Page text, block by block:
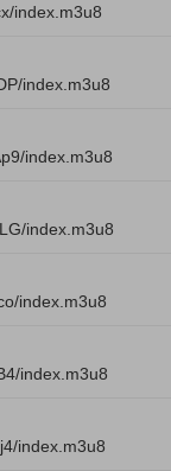
index.m3u8
index.m3u8
index.m3u8
index.m3u8
index.m3u8
index.m3u8
index.m3u8